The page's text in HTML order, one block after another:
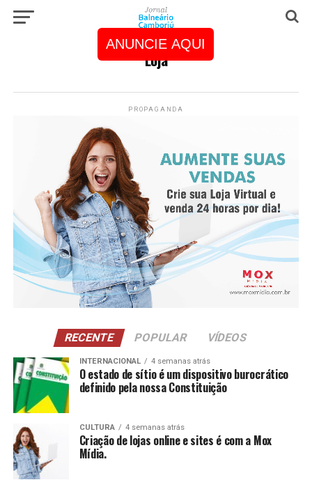
ANUNCIE AQUI
Loja
PROPAGANDA
RECENTE POPULAR VÍDEOS
INTERNACIONAL 4 semanas atrás
O estado de sítio é um dispositivo burocrático
definido pela nossa Constituição
CULTURA 4 semanas atrás
Criação de lojas online e sites é com a Mox
Mídia.